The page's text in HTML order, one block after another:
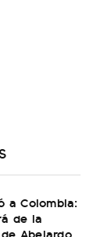
a Colombia:
de la
Abelardo